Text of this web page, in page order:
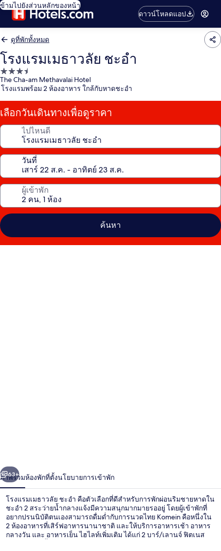
ข้ามไปยังส่วนหลักของหน้า
ดาวน์โหลดแอป
ดูที่พักทั้งหมด
โรงแรมเมธาวลัย ชะอำ
ที่พัก
3.5
The Cha-am Methavalai Hotel
โรงแรมพร้อม 2 ห้องอาหาร ใกล้กับหาดชะอำ
เลือกวันเดินทางเพื่อดูราคา
ไปไหนดี
วันที่
ผู้เข้าพัก
ค้นหา
า
ถัดไป
63+
ภาพรวมห้องพักที่ตั้งนโยบายการเข้าพัก
โรงแรมเมธาวลัย ชะอำ คือตัวเลือกที่ดีสำหรับการพักผ่อนริมชายหาดใน
ชะอำ 2 สระว่ายน้ำกลางแจ้งมีความสนุกมากมายรออยู่ โดยผู้เข้าพักที่
อยากปรนนิบัติตนเองสามารถดื่มด่ำกับการนวดไทย Komein คือหนึ่งใน
2 ห้องอาหารที่เสิร์ฟอาหารนานาชาติ และให้บริการอาหารเช้า อาหาร
กลางวัน และ อาหารเย็น ไฮไลท์เพิ่มเติม ได้แก่ 2 บาร์/เลานจ์ ฟิตเนส